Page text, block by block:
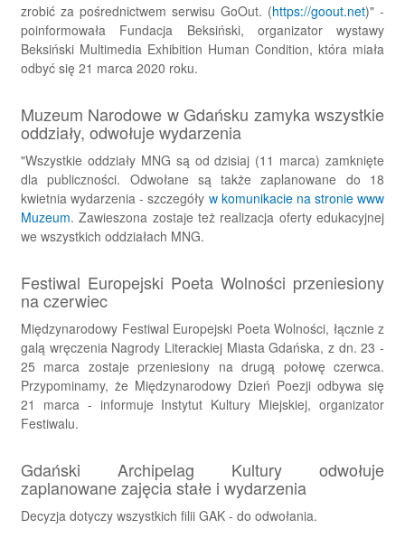
zrobić za pośrednictwem serwisu GoOut. (https://goout.net)" -
poinformowała Fundacja Beksiński, organizator wystawy
Beksiński Multimedia Exhibition Human Condition, która miała
odbyć się 21 marca 2020 roku.
Muzeum Narodowe w Gdańsku zamyka wszystkie
oddziały, odwołuje wydarzenia
"Wszystkie oddziały MNG są od dzisiaj (11 marca) zamknięte
dla publiczności. Odwołane są także zaplanowane do 18
kwietnia wydarzenia - szczegóły w komunikacie na stronie www
Muzeum. Zawieszona zostaje też realizacja oferty edukacyjnej
we wszystkich oddziałach MNG.
Festiwal Europejski Poeta Wolności przeniesiony
na czerwiec
Międzynarodowy Festiwal Europejski Poeta Wolności, łącznie z
galą wręczenia Nagrody Literackiej Miasta Gdańska, z dn. 23 -
25 marca zostaje przeniesiony na drugą połowę czerwca.
Przypominamy, że Międzynarodowy Dzień Poezji odbywa się
21 marca - informuje Instytut Kultury Miejskiej, organizator
Festiwalu.
Gdański Archipelag Kultury odwołuje
zaplanowane zajęcia stałe i wydarzenia
Decyzja dotyczy wszystkich filii GAK - do odwołania.